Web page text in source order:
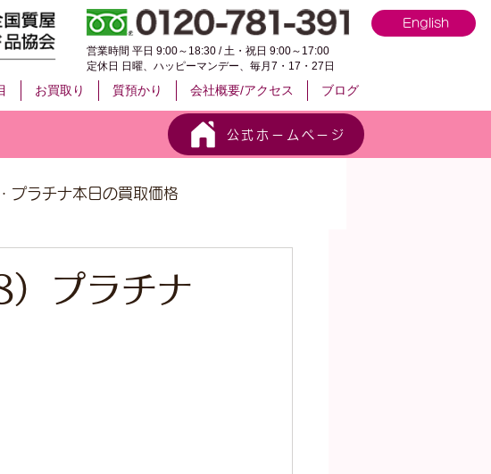
English
営業時間 平日 9:00～18:30 / 土・祝日 9:00～17:00
定休日 日曜、ハッピーマンデー、毎月7・17・27日
お買取り 質預かり 会社概要/アクセス ブログ
公式ホームページ
プラチナ本日の買取価格
プラチナ